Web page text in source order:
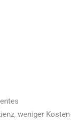
weniger Kosten